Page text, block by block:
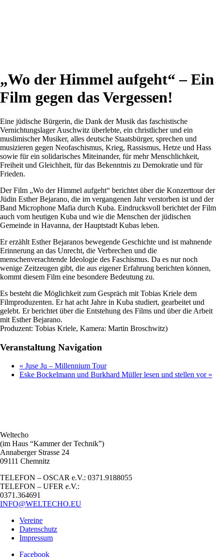
„Wo der Himmel aufgeht“ – Ein
Film gegen das Vergessen!
Eine jüdische Bürgerin, die Dank der Musik das faschistische
Vernichtungslager Auschwitz überlebte, ein christlicher und ein
muslimischer Musiker, alles deutsche Staatsbürger, sprechen und
musizieren gegen Neofaschismus, Krieg, Rassismus, Hetze und Hass
sowie für ein solidarisches Miteinander, für mehr Menschlichkeit,
Freiheit und Gleichheit, für das Bekenntnis zu Demokratie und für
Frieden.
Der Film „Wo der Himmel aufgeht“ berichtet über die Konzerttour der
Jüdin Esther Bejarano, die im vergangenen Jahr verstorben ist und der
Band Microphone Mafia durch Kuba. Eindrucksvoll berichtet der Film
auch vom heutigen Kuba und wie die Menschen der jüdischen
Gemeinde in Havanna, der Hauptstadt Kubas leben.
Er erzählt Esther Bejaranos bewegende Geschichte und ist mahnende
Erinnerung an das Unrecht, die Verbrechen und die
menschenverachtende Ideologie des Faschismus. Da es nur noch
wenige Zeitzeugen gibt, die aus eigener Erfahrung berichten können,
kommt diesem Film eine besondere Bedeutung zu.
Es besteht die Möglichkeit zum Gespräch mit Tobias Kriele dem
Filmproduzenten. Er hat acht Jahre in Kuba studiert, gearbeitet und
gelebt. Er berichtet über die Entstehung des Films und über die Arbeit
mit Esther Bejarano.
Produzent: Tobias Kriele, Kamera: Martin Broschwitz)
Veranstaltung Navigation
« Juse Ju – Millennium Tour
Eske Bockelmann und Burkhard Müller lesen und stellen vor »
Weltecho
(im Haus “Kammer der Technik”)
Annaberger Strasse 24
09111 Chemnitz
TELEFON – OSCAR e.V.: 0371.9188055
TELEFON – UFER e.V.:
0371.364691
INFO@WELTECHO.EU
Vereine
Datenschutz
Impressum
Facebook